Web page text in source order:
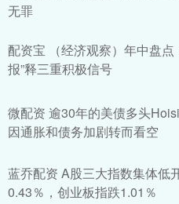
无罪
配资宝 （经济观察）年中盘点
报”释三重积极信号
微配资 逾30年的美债多头
因通胀和债务加剧转而看空
蓝乔配资 A股三大指数集体低
0.43％，创业板指跌1.01％